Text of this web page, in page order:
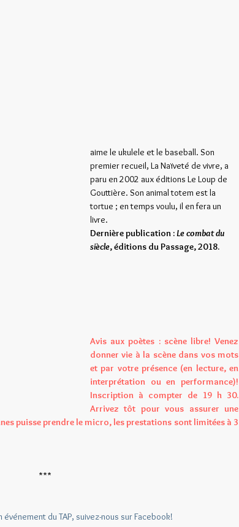
aime le ukulele et le baseball. Son
premier recueil, La Naïveté de vivre, a
paru en 2002 aux éditions Le Loup de
Gouttière. Son animal totem est la
tortue ; en temps voulu, il en fera un
livre.
Dernière publication : Le combat du
siècle, éditions du Passage, 2018.
Avis aux poètes : scène libre! Venez
donner vie à la scène dans vos mots
et par votre présence (en lecture, en
interprétation ou en performance)!
Inscription à compter de 19 h 30.
Arrivez tôt pour vous assurer une
puisse prendre le micro, les prestations sont limitées à 3
***
événement du TAP, suivez-nous sur Facebook!